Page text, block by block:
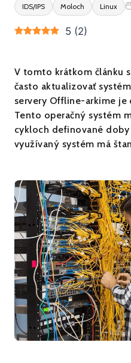
IDS/IPS Moloch Linux
5 (2)
V tomto krátkom článku
často aktualizovať
servery Offline-arkime je
Tento operačný systém
cykloch definované
využívaný systém má